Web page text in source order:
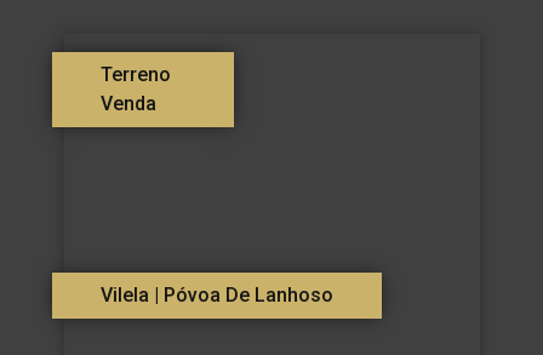
Terreno
Venda
Vilela | Póvoa De Lanhoso